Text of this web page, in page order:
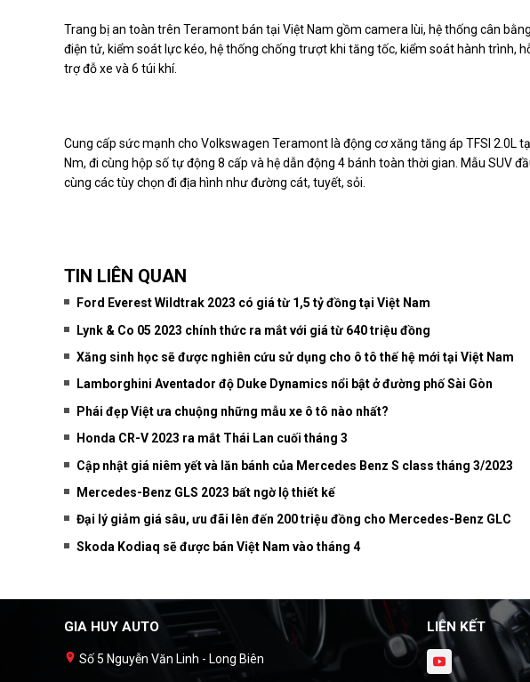
Trang bị an toàn trên Teramont bán tại Việt Nam gồm camera lùi, hệ thống cân
điện tử, kiểm soát lực kéo, hệ thống chống trượt khi tăng tốc, kiểm soát hành trình,
trợ đỗ xe và 6 túi khí.
Cung cấp sức mạnh cho Volkswagen Teramont là động cơ xăng tăng áp TFSI 2.0L
Nm, đi cùng hộp số tự động 8 cấp và hệ dẫn động 4 bánh toàn thời gian. Mẫu SUV
cùng các tùy chọn đi địa hình như đường cát, tuyết, sỏi.
TIN LIÊN QUAN
Ford Everest Wildtrak 2023 có giá từ 1,5 tỷ đồng tại Việt Nam
Lynk & Co 05 2023 chính thức ra mắt với giá từ 640 triệu đồng
Xăng sinh học sẽ được nghiên cứu sử dụng cho ô tô thế hệ mới tại Việt Nam
Lamborghini Aventador độ Duke Dynamics nổi bật ở đường phố Sài Gòn
Phái đẹp Việt ưa chuộng những mẫu xe ô tô nào nhất?
Honda CR-V 2023 ra mắt Thái Lan cuối tháng 3
Cập nhật giá niêm yết và lăn bánh của Mercedes Benz S class tháng 3/2023
Mercedes-Benz GLS 2023 bất ngờ lộ thiết kế
Đại lý giảm giá sâu, ưu đãi lên đến 200 triệu đồng cho Mercedes-Benz GLC
Skoda Kodiaq sẽ được bán Việt Nam vào tháng 4
GIA HUY AUTO
Số 5 Nguyễn Văn Linh - Long Biên
LIÊN KẾT